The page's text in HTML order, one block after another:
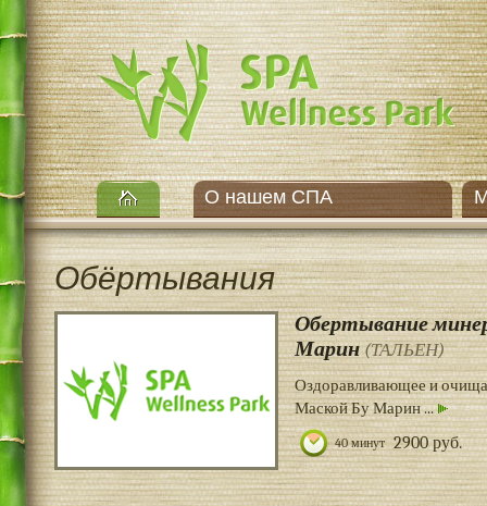
О нашем СПА
Обёртывания
Обертывание
Марин (ТАЛЬЕН)
Оздоравливающее и
Маской Бу Марин ...
40 минут 2900 руб.